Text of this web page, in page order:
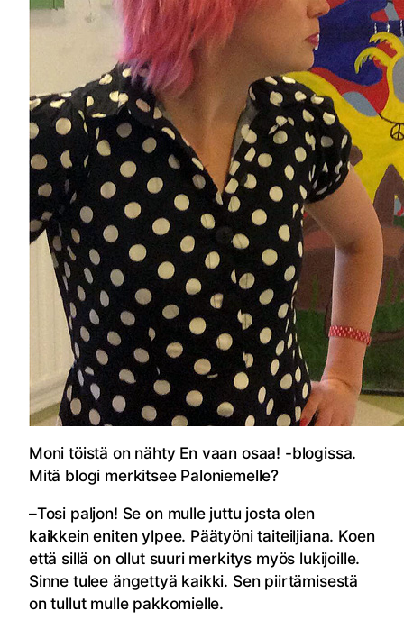
Moni töistä on nähty En vaan osaa! -blogissa.
Mitä blogi merkitsee Paloniemelle?
–Tosi paljon! Se on mulle juttu josta olen
kaikkein eniten ylpee. Päätyöni taiteiljiana. Koen
että sillä on ollut suuri merkitys myös lukijoille.
Sinne tulee ängettyä kaikki. Sen piirtämisestä
on tullut mulle pakkomielle.